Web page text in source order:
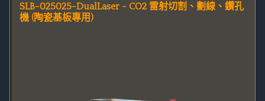
SLB-025025-DualLaser - CO2 雷射切割、劃線、鑽孔
機 (陶瓷基板專用)